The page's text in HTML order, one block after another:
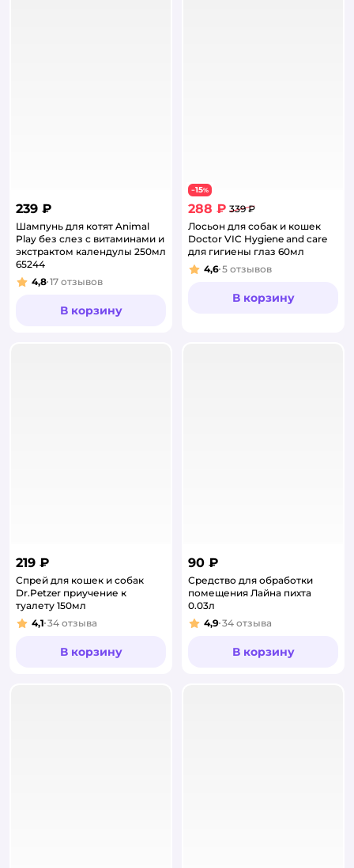
239 ₽
Шампунь для котят Animal
Play без слез с витаминами и
экстрактом календулы 250мл
65244
Рейтинг:
4,8 17 отзывов
В корзину
−15%
288 ₽ 339 ₽
Лосьон для собак и кошек
Doctor VIC Hygiene and care
для гигиены глаз 60мл
Рейтинг:
4,6 5 отзывов
В корзину
219 ₽
Спрей для кошек и собак
Dr.Petzer приучение к
туалету 150мл
Рейтинг:
4,1 34 отзыва
В корзину
90 ₽
Средство для обработки
помещения Лайна пихта
0.03л
Рейтинг:
4,9 34 отзыва
В корзину